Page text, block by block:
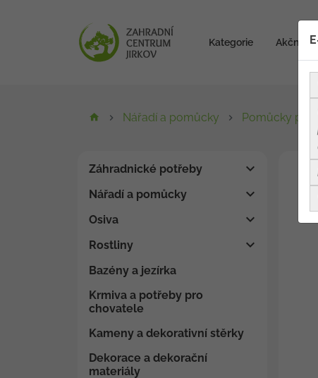
Kategorie Akční
Nářadí a pomůcky Pomůcky pro
Záhradnické potřeby
Nářadí a pomůcky
Osiva
Rostliny
Bazény a jezírka
Krmiva a potřeby pro
chovatele
Kameny a dekorativní stěrky
Dekorace a dekorační
materiály